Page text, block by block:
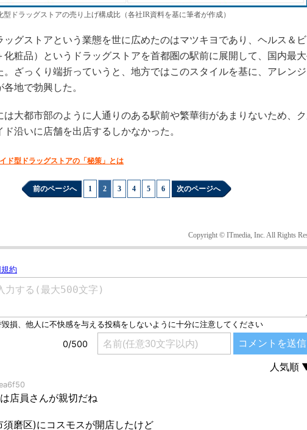
型ドラッグストアの売り上げ構成比（各社IR資料を基に筆者が作成）
グストアという業態を世に広めたのはマツキヨであり、ヘルス＆
化粧品）というドラッグストアを首都圏の駅前に展開して、国内最
。ざっくり端折っていうと、地方ではこのスタイルを基に、アレン
地で勃興した。
大都市部のように人通りのある駅前や繁華街があまりないため、
沿いに店舗を出店するしかなかった。
ド型ドラッグストアの「秘策」とは
前のページへ 1 2 3 4 5 6 次のページへ
Copyright © ITmedia, Inc. All Rights